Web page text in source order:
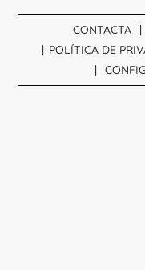
CONTACTA
POLÍTICA DE